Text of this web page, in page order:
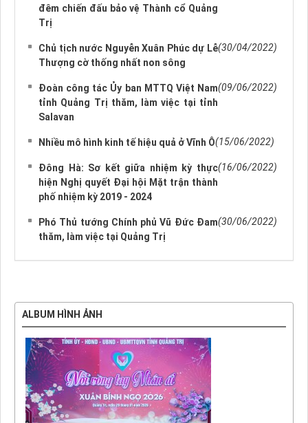
đêm chiến đấu bảo vệ Thành cổ Quảng
Trị
Chủ tịch nước Nguyễn Xuân Phúc dự Lễ
Thượng cờ thống nhất non sông
(30/04/2022)
Đoàn công tác Ủy ban MTTQ Việt Nam
tỉnh Quảng Trị thăm, làm việc tại tỉnh
Salavan
(09/06/2022)
Nhiều mô hình kinh tế hiệu quả ở Vĩnh Ô(15/06/2022)
Đông Hà: Sơ kết giữa nhiệm kỳ thực
hiện Nghị quyết Đại hội Mặt trận thành
phố nhiệm kỳ 2019 - 2024
(16/06/2022)
Phó Thủ tướng Chính phủ Vũ Đức Đam
thăm, làm việc tại Quảng Trị
(30/06/2022)
ALBUM HÌNH ẢNH